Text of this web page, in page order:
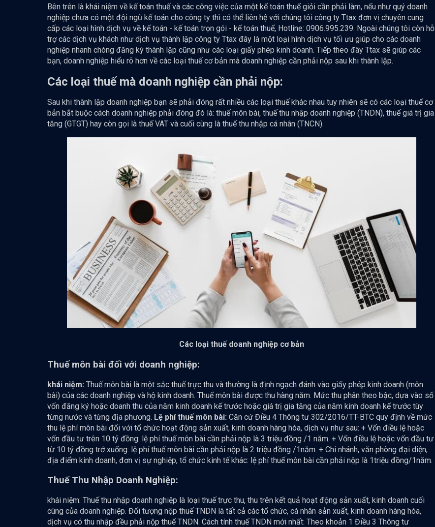
Bên trên là khái niệm về kế toán thuế và các công việc của một kế toán thuế giỏi cần phải làm, nếu như quý doanh
nghiệp chưa có một đội ngũ kế toán cho công ty thì có thể liên hệ với chúng tôi công ty Ttax đơn vị chuyên cung
cấp các loại hình dịch vụ về kế toán - kế toán trọn gói - kế toán thuế, Hotline: 0906.995.239. Ngoài chúng tôi còn hỗ
trợ các dịch vụ khách như dịch vụ thành lập công ty Ttax đây là một loại hình dịch vụ tối ưu giúp cho các doanh
nghiệp nhanh chóng đăng ký thành lập cũng như các loại giấy phép kinh doanh. Tiếp theo đây Ttax sẽ giúp các
bạn, doanh nghiệp hiểu rõ hơn về các loại thuế cơ bản mà doanh nghiệp cần phải nộp sau khi thành lập.
Các loại thuế mà doanh nghiệp cần phải nộp:
Sau khi thành lập doanh nghiệp bạn sẽ phải đóng rất nhiều các loại thuế khác nhau tuy nhiên sẽ có các loại thuế cơ
bản bắt buộc cách doanh nghiệp phải đóng đó là: thuế môn bài, thuế thu nhập doanh nghiệp (TNDN), thuế giá trị gia
tăng (GTGT) hay còn gọi là thuế VAT và cuối cùng là thuế thu nhập cá nhân (TNCN).
Các loại thuế doanh nghiệp cơ bản
Thuế môn bài đối với doanh nghiệp:
khái niệm: Thuế môn bài là một sắc thuế trực thu và thường là định ngạch đánh vào giấy phép kinh doanh (môn
bài) của các doanh nghiệp và hộ kinh doanh. Thuế môn bài được thu hàng năm. Mức thu phân theo bậc, dựa vào số
vốn đăng ký hoặc doanh thu của năm kinh doanh kế trước hoặc giá trị gia tăng của năm kinh doanh kế trước tùy
từng nước và từng địa phương. Lệ phí thuế môn bài: Căn cứ Điều 4 Thông tư 302/2016/TT-BTC quy định về mức
thu lệ phí môn bài đối với tổ chức hoạt động sản xuất, kinh doanh hàng hóa, dịch vụ như sau: + Vốn điều lệ hoặc
vốn đầu tư trên 10 tỷ đồng: lệ phí thuế môn bài cần phải nộp là 3 triệu đồng /1 năm. + Vốn điều lệ hoặc vốn đầu tư
từ 10 tỷ đồng trở xuống: lệ phí thuế môn bài cần phải nộp là 2 triệu đồng /1năm. + Chi nhánh, văn phòng đại diện,
địa điểm kinh doanh, đơn vị sự nghiệp, tổ chức kinh tế khác: lệ phí thuế môn bài cần phải nộp là 1triệu đồng/1năm.
Thuế Thu Nhập Doanh Nghiệp:
khái niệm: Thuế thu nhập doanh nghiệp là loại thuế trực thu, thu trên kết quả hoạt động sản xuất, kinh doanh cuối
cùng của doanh nghiệp. Đối tượng nộp thuế TNDN là tất cả các tổ chức, cá nhân sản xuất, kinh doanh hàng hóa,
dịch vụ có thu nhập đều phải nộp thuế TNDN. Cách tính thuế TNDN mới nhất: Theo khoản 1 Điều 3 Thông tư